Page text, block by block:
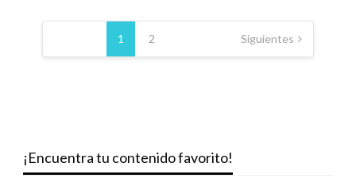
Paginación
entradas
1 2 Siguientes
¡Encuentra tu contenido favorito!